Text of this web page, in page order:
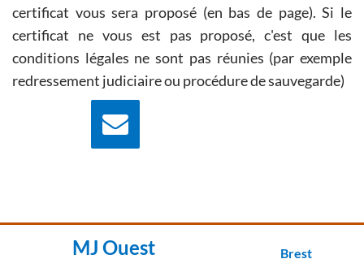
certificat vous sera proposé (en bas de page). Si le
certificat ne vous est pas proposé, c'est que les
conditions légales ne sont pas réunies (par exemple
redressement judiciaire ou procédure de sauvegarde)
MJ Ouest Brest